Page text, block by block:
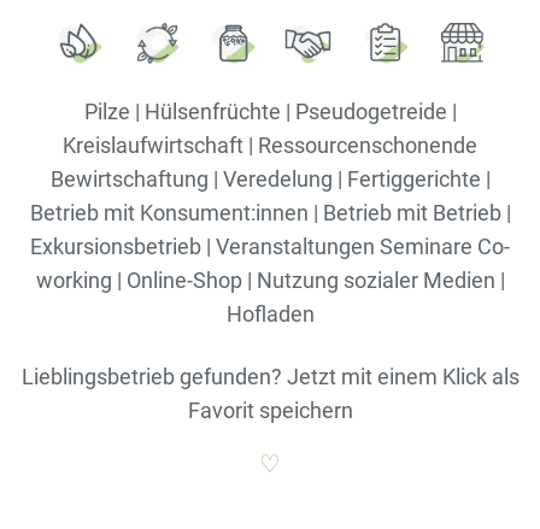
Pilze | Hülsenfrüchte | Pseudogetreide |
Kreislaufwirtschaft | Ressourcenschonende
Bewirtschaftung | Veredelung | Fertiggerichte |
Betrieb mit Konsument:innen | Betrieb mit Betrieb |
Exkursionsbetrieb | Veranstaltungen Seminare Co-
working | Online-Shop | Nutzung sozialer Medien |
Hofladen
Lieblingsbetrieb gefunden? Jetzt mit einem Klick als
Favorit speichern
♡